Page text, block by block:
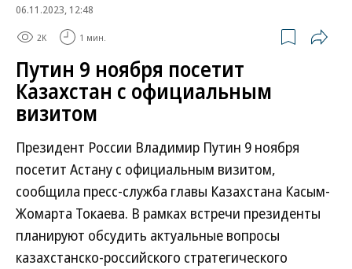
06.11.2023, 12:48
2K 1 мин.
Путин 9 ноября посетит
Казахстан с официальным
визитом
Президент России Владимир Путин 9 ноября
посетит Астану с официальным визитом,
сообщила пресс-служба главы Казахстана Касым-
Жомарта Токаева. В рамках встречи президенты
планируют обсудить актуальные вопросы
казахстанско-российского стратегического